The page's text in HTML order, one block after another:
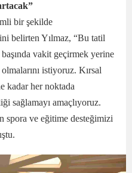
bir şekilde
belirten Yılmaz, “Bu tatil
vakit geçirmek yerine
istiyoruz. Kırsal
kadar her noktada
sağlamayı amaçlıyoruz.
spora ve eğitime desteğimizi